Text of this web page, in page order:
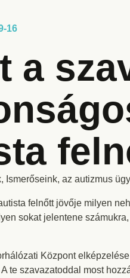
16
a
Ismerőseink, az autizmus
felnőtt jövője milyen
sokat jelentene
Központ
te szavazatoddal most